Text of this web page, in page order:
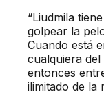
“Liudmila
golpear la
Cuando está
cualquiera
entonces
ilimitado de la